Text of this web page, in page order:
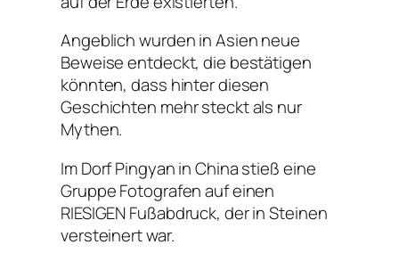
Angeblich wurden in Asien neue
Beweise entdeckt, die bestätigen
könnten, dass hinter diesen
Geschichten mehr steckt als nur
Mythen.
Im Dorf Pingyan in China stieß eine
Gruppe Fotografen auf einen
RIESIGEN Fußabdruck, der in Steinen
versteinert war.